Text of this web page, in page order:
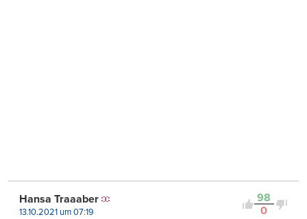
98
0
Hansa Traaaber
13.10.2021 um 07:19